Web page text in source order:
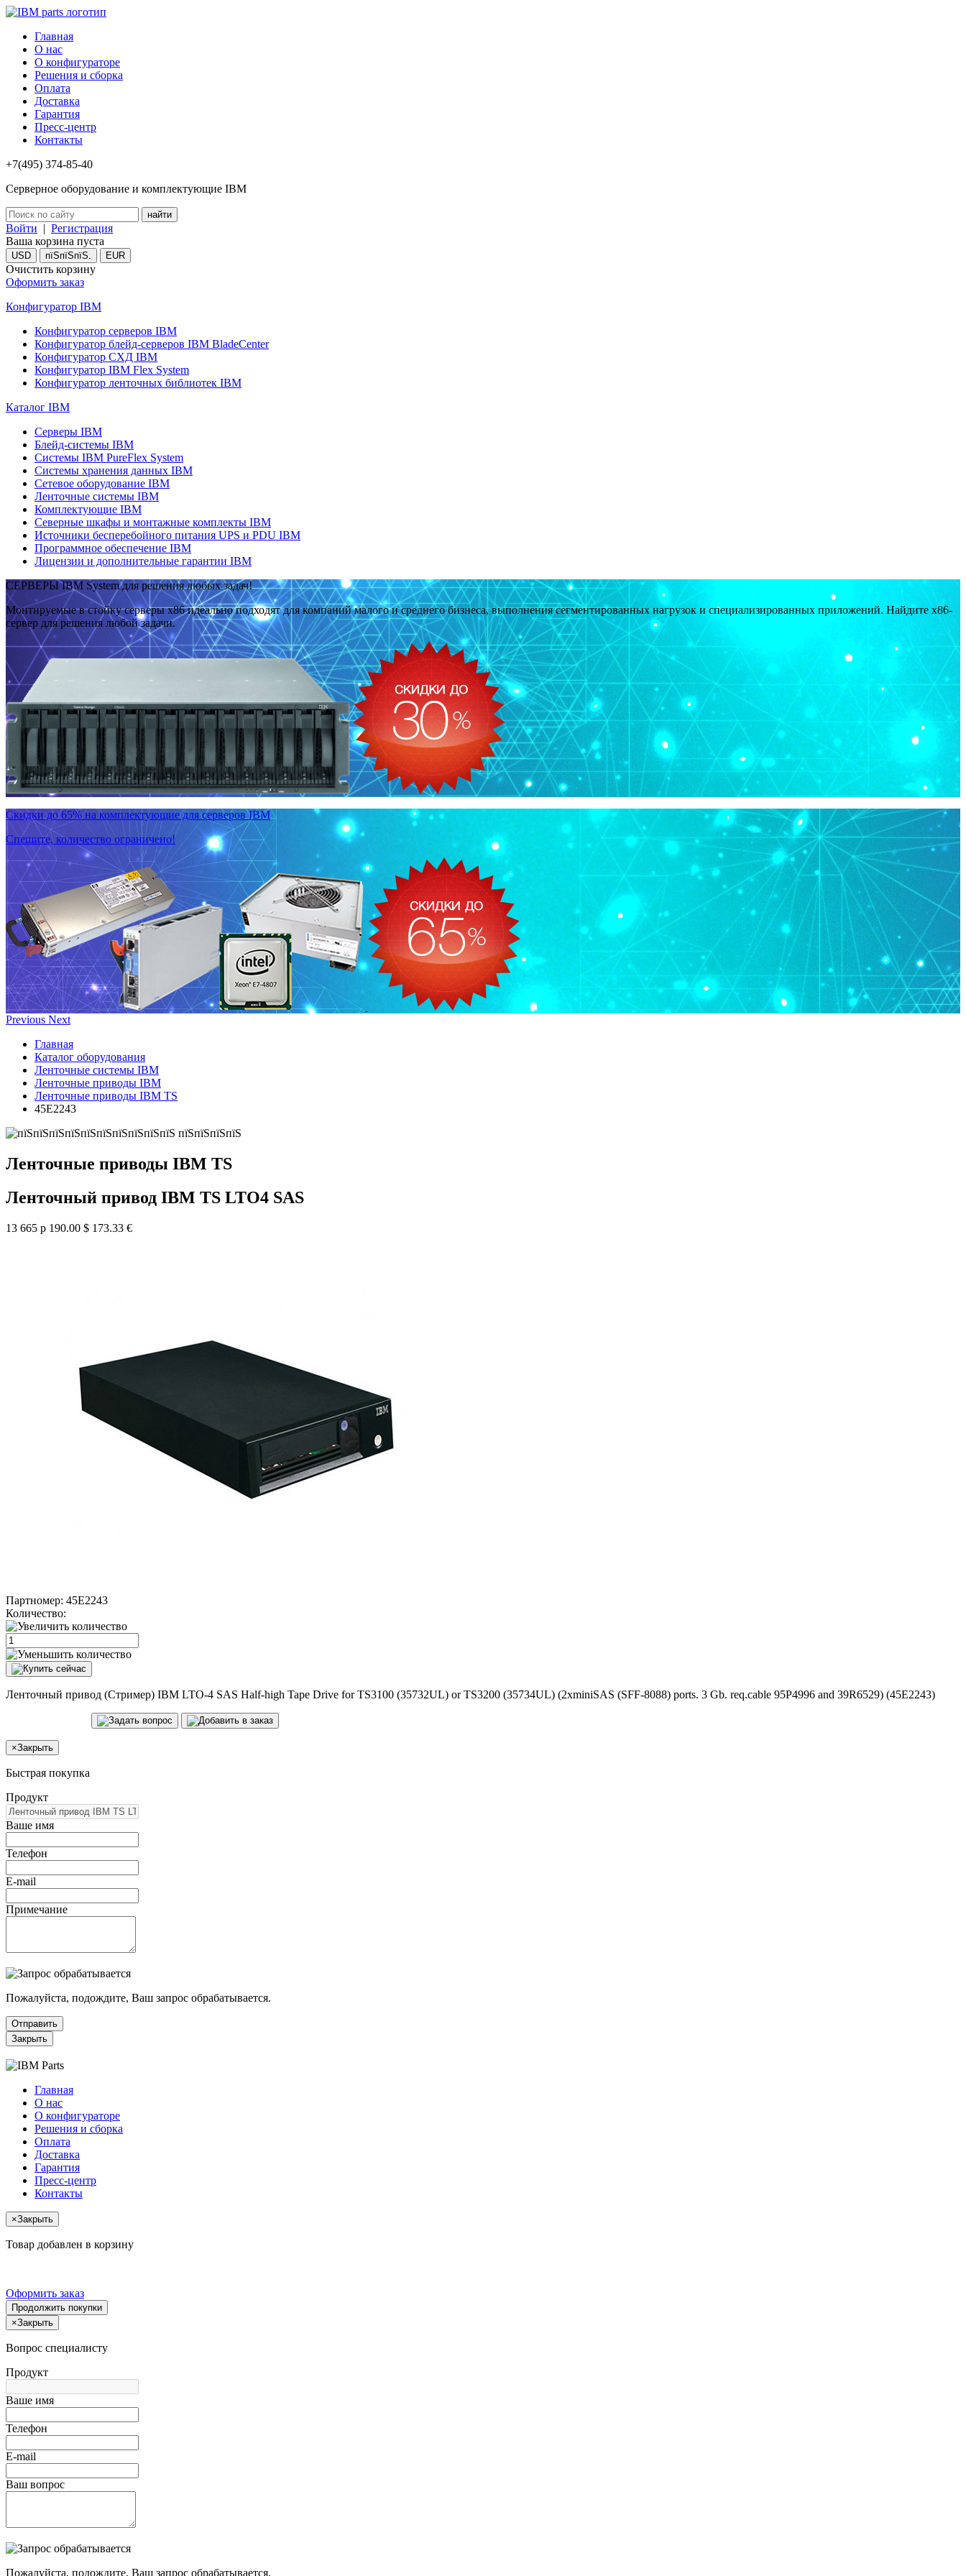
Главная
О нас
О конфигураторе
Решения и сборка
Оплата
Доставка
Гарантия
Пресс-центр
Контакты
+7(495) 374-85-40
Серверное оборудование и комплектующие IBM
Войти | Регистрация
Ваша корзина пуста
USD пїЅпїЅпїЅ. EUR
Очистить корзину
Оформить заказ
Конфигуратор IBM
Конфигуратор серверов IBM
Конфигуратор блейд-серверов IBM BladeCenter
Конфигуратор СХД IBM
Конфигуратор IBM Flex System
Конфигуратор ленточных библиотек IBM
Каталог IBM
Серверы IBM
Блейд-системы IBM
Системы IBM PureFlex System
Системы хранения данных IBM
Сетевое оборудование IBM
Ленточные системы IBM
Комплектующие IBM
Северные шкафы и монтажные комплекты IBM
Источники бесперебойного питания UPS и PDU IBM
Программное обеспечение IBM
Лицензии и дополнительные гарантии IBM
СЕРВЕРЫ IBM System для решения любых задач!
Монтируемые в стойку серверы x86 идеально подходят для компаний малого и среднего бизнеса, выполнения сегментированных нагрузок и специализированных приложений. Найдите x86-
сервер для решения любой задачи.
Скидки до 65% на комплектующие для серверов IBM
Спешите, количество ограничено!
Previous Next
Главная
Каталог оборудования
Ленточные системы IBM
Ленточные приводы IBM
Ленточные приводы IBM TS
45E2243
Ленточные приводы IBM TS
Ленточный привод IBM TS LTO4 SAS
13 665 р 190.00 $ 173.33 €
Партномер: 45E2243
Количество:
Ленточный привод (Стример) IBM LTO-4 SAS Half-high Tape Drive for TS3100 (35732UL) or TS3200 (35734UL) (2xminiSAS (SFF-8088) ports. 3 Gb. req.cable 95P4996 and 39R6529) (45E2243)
×Закрыть
Быстрая покупка
Продукт
Ваше имя
Телефон
E-mail
Примечание
Пожалуйста, подождите, Ваш запрос обрабатывается.
Отправить
Закрыть
Главная
О нас
О конфигураторе
Решения и сборка
Оплата
Доставка
Гарантия
Пресс-центр
Контакты
×Закрыть
Товар добавлен в корзину
Оформить заказ
Продолжить покупки
×Закрыть
Вопрос специалисту
Продукт
Ваше имя
Телефон
E-mail
Ваш вопрос
Пожалуйста, подождите, Ваш запрос обрабатывается.